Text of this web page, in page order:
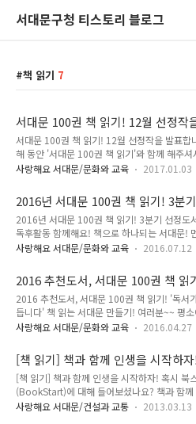
서대문구청 티스토리 블로그
책 읽기 7
서대문 100권 책 읽기! 12월 선정작
다.
서대문 100권 책 읽기! 12월 선정작을 발표합
해 동안 '서대문 100권 책 읽기'와 함께 해주셔
12월에 선정된 분들 모두 축하드리고요! 2017
감'으로 표현하기 '사진'으로 표현하기 2017년
두 행복하시고 좋은일 가득하세요 ~ 2017년에
권 책 읽기'와 함께 해주세요~ ^^
사랑해요 서대문/문화와 교육 2017.01.03
2016년 서대문 100권 책 읽기! 3분
공개합니다! 독후활동 함께해요!
2016년 서대문 100권 책 읽기! 3분기 선정도
독후활동 함께해요! 책으로 하나되는 서대문!
기에 참여해 주신 여러분~ 너무 감사해요! ^^
있는 책 읽기 프로그램! 함께 참여해보세요~~
책 읽기 3분기 선정도서 추천대상 책제목 지은
꼬물꼬물 누굴까 보린 사파리 고함쟁이 엄마
901호 띵동 아저씨 이욱재 노란돼지 채소 이
아빠 만날 준비됐니? 김영미 시공주니어 커졌다
동차 경주 돌레르 시공주니어 잘 자라라 내마음
우스 미움일기장 ..
사랑해요 서대문/문화와 교육 2016.07.12
2016 추천도서, 서대문 100권 책 읽
희망의 길을 만듭니다'
2016 추천도서, 서대문 100권 책 읽기! '독서
듭니다' 책 읽는 서대문 만들기! 여러분~~ 평
으세요? 책은 따분하고 지루하다? 절대 그렇지
'100권 책 읽기'가 무엇인지 궁금하시죠~ :: 「
읽기」 란? 책 읽는 서대문을 만들기 위해 구민
참여할 수 있는 책 읽기 프로그램입니다. 독후
그림, 사진, 동영상 등 여러분이 원하는 다양한
동을 공유해주세요. :: 「서대문 100권 책 읽기
사랑해요 서대문/문화와 교육 2016.04.27
[책 읽기] 책과 함께 인생을 시작하
(BookStart)에 대해 아시나요?>
[책 읽기] 책과 함께 인생을 시작하자! 혹시 북
(BookStart)에 대해 들어보셨나요? 책과 함께
라는 취지로 출생부터 영/유아 성장 단계별로
사랑해요 서대문/건설과 교통 2013.03.13